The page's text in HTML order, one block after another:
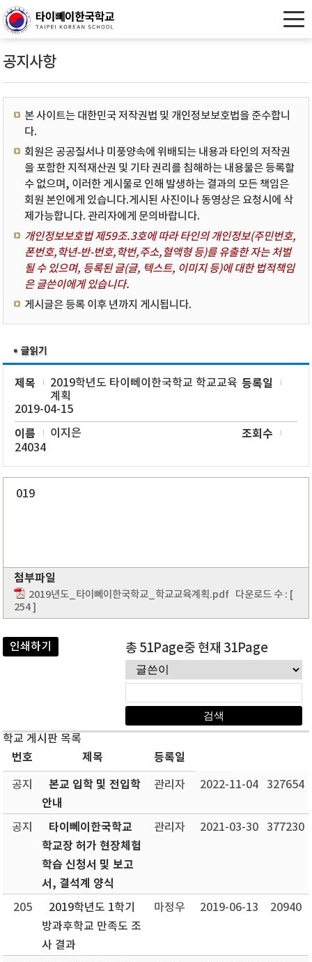
공지사항
본 사이트는 대한민국 저작권법 및 개인정보보호법을 준수합니
다.
회원은 공공질서나 미풍양속에 위배되는 내용과 타인의 저작권
을 포함한 지적재산권 및 기타 권리를 침해하는 내용물은 등록할
수 없으며, 이러한 게시물로 인해 발생하는 결과의 모든 책임은
회원 본인에게 있습니다.게시된 사진이나 동영상은 요청시에 삭
제가능합니다. 관리자에게 문의바랍니다.
개인정보보호법 제59조.3호에 따라 타인의 개인정보(주민번호,
폰번호,학년-반-번호,학번,주소,혈액형 등)를 유출한 자는 처벌
될 수 있으며, 등록된 글(글, 텍스트, 이미지 등)에 대한 법적책임
은 글쓴이에게 있습니다.
게시글은 등록 이후 년까지 게시됩니다.
제목
2019학년도 타이뻬이한국학교 학교교육
계획
등록일
2019-04-15
이름 이지은 조회수
24034
019
첨부파일
2019년도_타이뻬이한국학교_학교교육계획.pdf 다운로드 수 : [
254 ]
인쇄하기 총 51Page중 현재 31Page
학교 게시판 목록
번호 제목 등록일
공지
본교 입학 및 전입학
안내
관리자 2022-11-04 327654
공지
타이뻬이한국학교
학교장 허가 현장체험
학습 신청서 및 보고
서, 결석계 양식
관리자 2021-03-30 377230
205
2019학년도 1학기
방과후학교 만족도 조
사 결과
마정우 2019-06-13 20940